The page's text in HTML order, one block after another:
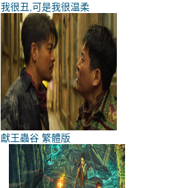
我很丑,可是我很温柔
獻王蟲谷 繁體版